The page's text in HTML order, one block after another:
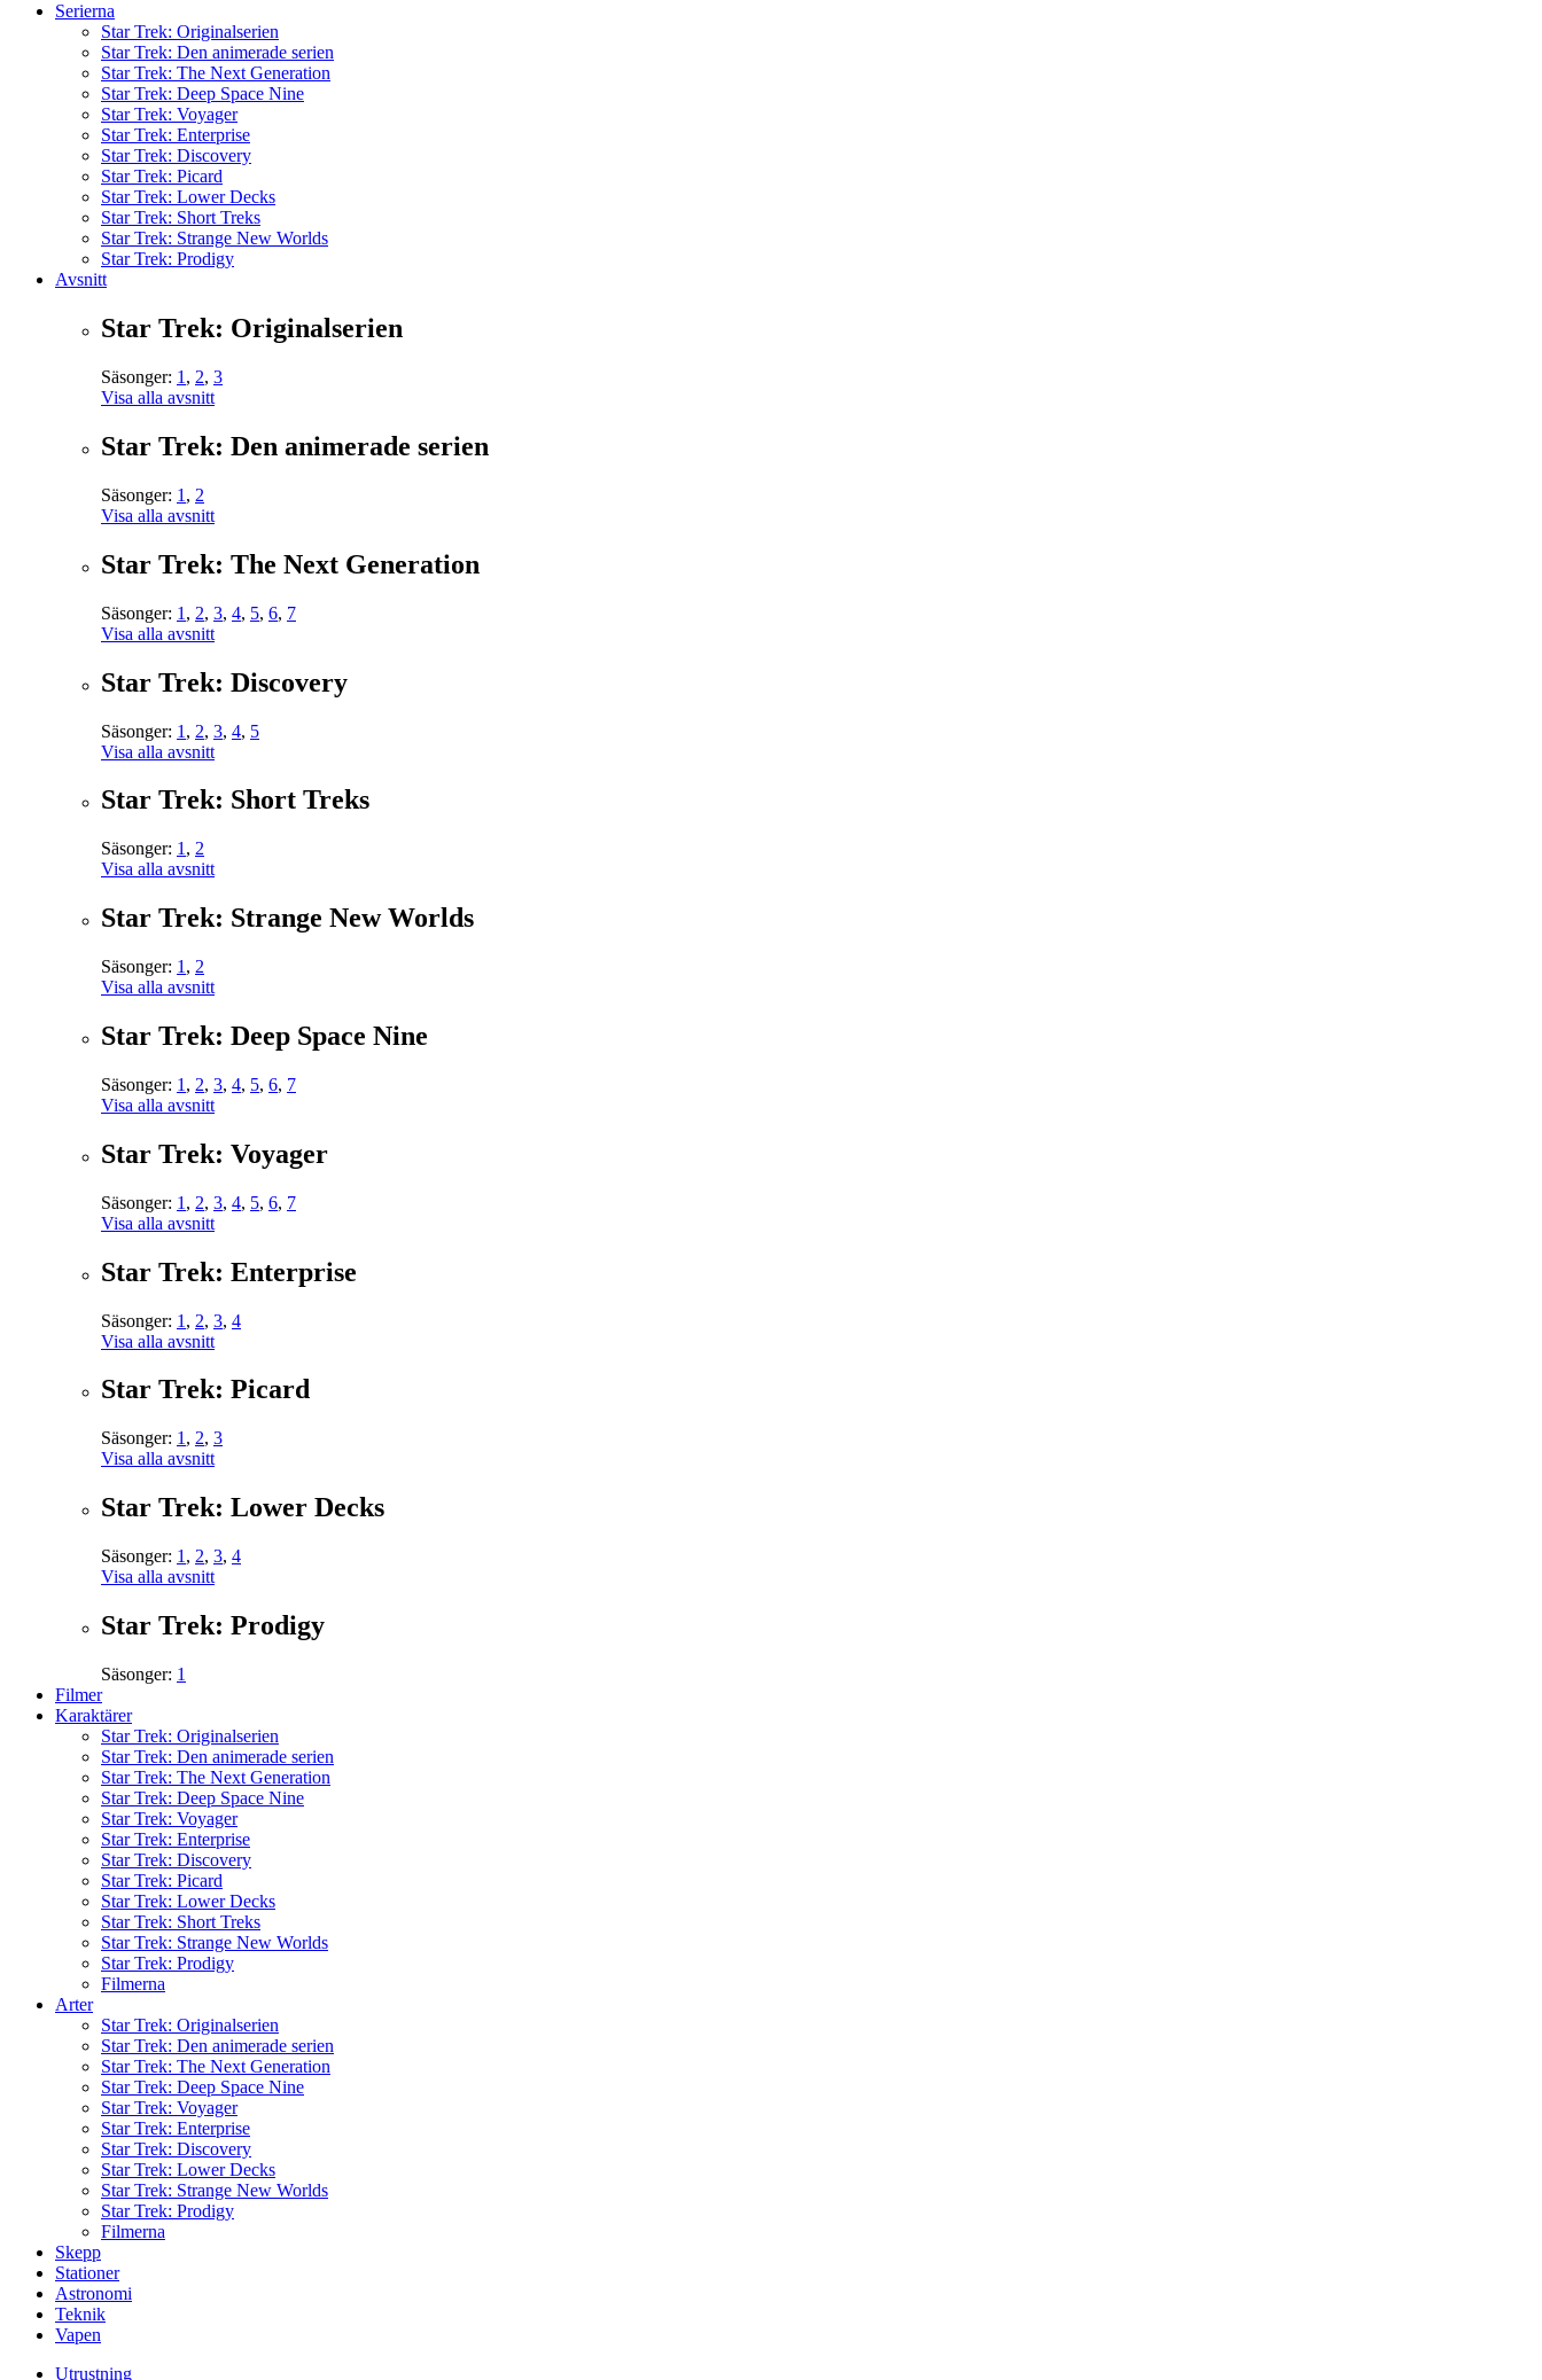
Serierna
Star Trek: Originalserien
Star Trek: Den animerade serien
Star Trek: The Next Generation
Star Trek: Deep Space Nine
Star Trek: Voyager
Star Trek: Enterprise
Star Trek: Discovery
Star Trek: Picard
Star Trek: Lower Decks
Star Trek: Short Treks
Star Trek: Strange New Worlds
Star Trek: Prodigy
Avsnitt
Star Trek: Originalserien
Säsonger: 1 , 2, 3
Visa alla avsnitt
Star Trek: Den animerade serien
Säsonger: 1 , 2
Visa alla avsnitt
Star Trek: The Next Generation
Säsonger: 1 , 2, 3, 4, 5, 6, 7
Visa alla avsnitt
Star Trek: Discovery
Säsonger: 1 , 2, 3, 4, 5
Visa alla avsnitt
Star Trek: Short Treks
Säsonger: 1 , 2
Visa alla avsnitt
Star Trek: Strange New Worlds
Säsonger: 1 , 2
Visa alla avsnitt
Star Trek: Deep Space Nine
Säsonger: 1 , 2, 3, 4, 5, 6, 7
Visa alla avsnitt
Star Trek: Voyager
Säsonger: 1 , 2, 3, 4, 5, 6, 7
Visa alla avsnitt
Star Trek: Enterprise
Säsonger: 1 , 2, 3, 4
Visa alla avsnitt
Star Trek: Picard
Säsonger: 1 , 2, 3
Visa alla avsnitt
Star Trek: Lower Decks
Säsonger: 1 , 2, 3, 4
Visa alla avsnitt
Star Trek: Prodigy
Säsonger: 1
Filmer
Karaktärer
Star Trek: Originalserien
Star Trek: Den animerade serien
Star Trek: The Next Generation
Star Trek: Deep Space Nine
Star Trek: Voyager
Star Trek: Enterprise
Star Trek: Discovery
Star Trek: Picard
Star Trek: Lower Decks
Star Trek: Short Treks
Star Trek: Strange New Worlds
Star Trek: Prodigy
Filmerna
Arter
Star Trek: Originalserien
Star Trek: Den animerade serien
Star Trek: The Next Generation
Star Trek: Deep Space Nine
Star Trek: Voyager
Star Trek: Enterprise
Star Trek: Discovery
Star Trek: Lower Decks
Star Trek: Strange New Worlds
Star Trek: Prodigy
Filmerna
Skepp
Stationer
Astronomi
Teknik
Vapen
Utrustning